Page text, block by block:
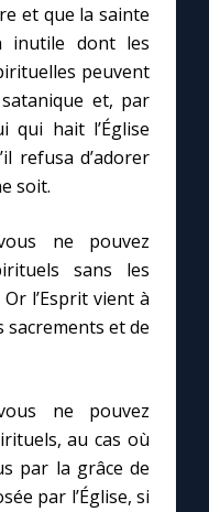
et que la sainte
inutile dont les
peuvent
et, par
qui hait l’Église
refusa d’adorer
soit.
ne pouvez
sans les
l’Esprit vient à
sacrements et de
ne pouvez
au cas où
par la grâce de
par l’Église, si